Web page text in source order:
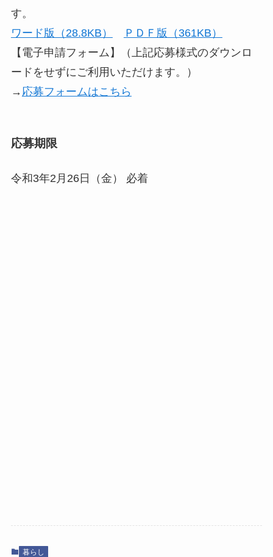
す。
ワード版（28.8KB）
ＰＤＦ版（361KB）
【電子申請フォーム】（上記応募様式のダウンロ
ードをせずにご利用いただけます。）
→ 応募フォームはこちら
応募期限
令和3年2月26日（金） 必着
暮らし